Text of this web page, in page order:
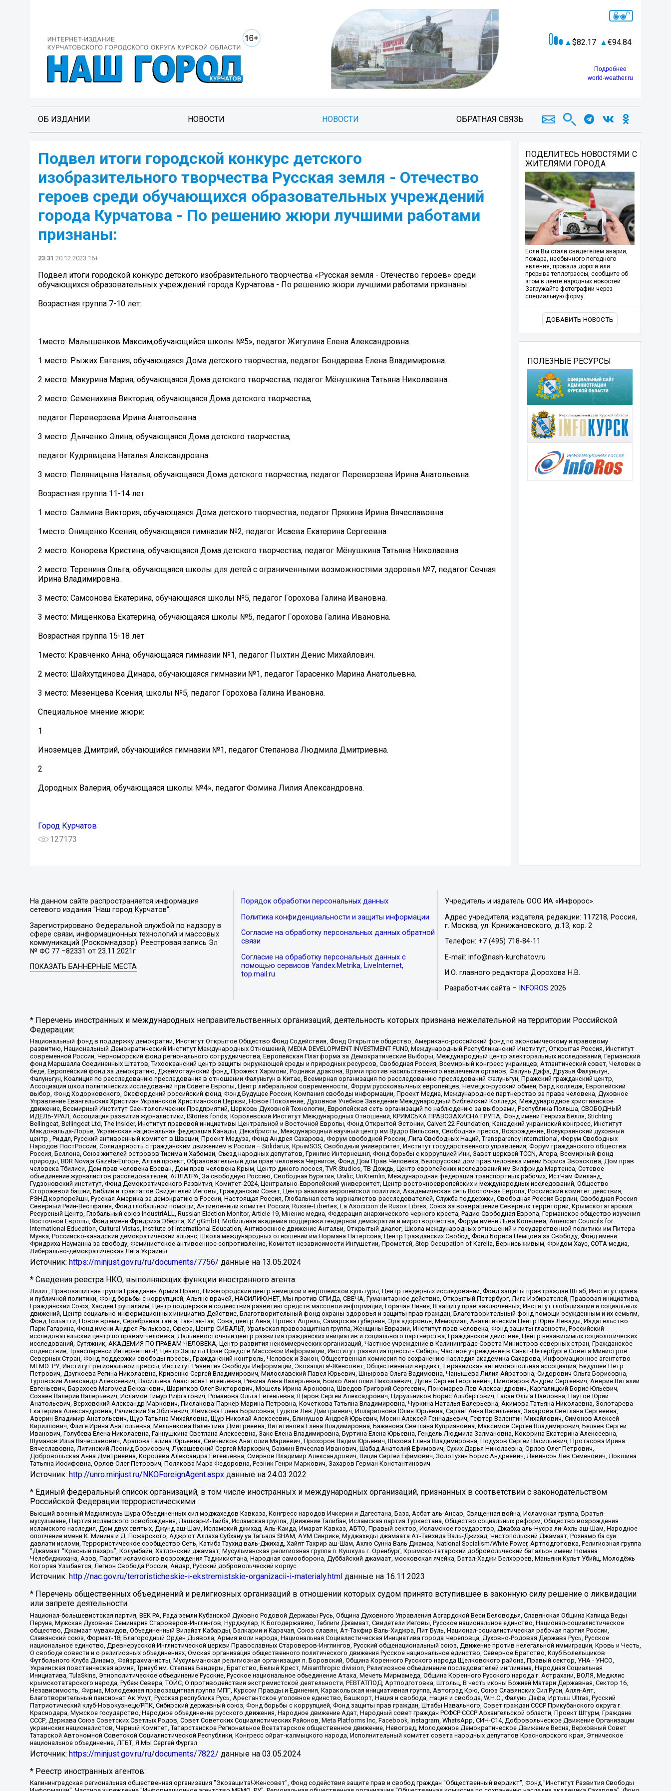
82.17 94.84
Подробнее
world-weather.ru
ОБ ИЗДАНИИ НОВОСТИ НОВОСТИ ОБРАТНАЯ СВЯЗЬ
Подвел итоги городской конкурс детского
изобразительного творчества Русская земля - Отечество
героев среди обучающихся образовательных учреждений
города Курчатова - По решению жюри лучшими работами
признаны:
23:31 20.12.2023 16+
Подвел итоги городской конкурс детского изобразительного творчества «Русская земля - Отечество героев» среди
обучающихся образовательных учреждений города Курчатова - По решению жюри лучшими работами признаны:
Возрастная группа 7-10 лет:
1место: Малышенков Максим,обучающийся школы №5», педагог Жигулина Елена Александровна.
1 место: Рыжих Евгения, обучающаяся Дома детского творчества, педагог Бондарева Елена Владимировна.
2 место: Макурина Мария, обучающаяся Дома детского творчества, педагог Мёнушкина Татьяна Николаевна.
2 место: Семенихина Виктория, обучающаяся Дома детского творчества,
педагог Переверзева Ирина Анатольевна.
3 место: Дьяченко Элина, обучающаяся Дома детского творчества,
педагог Кудрявцева Наталья Александровна.
3 место: Пеляницына Наталья, обучающаяся Дома детского творчества, педагог Переверзева Ирина Анатольевна.
Возрастная группа 11-14 лет:
1 место: Салмина Виктория, обучающаяся Дома детского творчества, педагог Пряхина Ирина Вячеславовна.
1место: Онищенко Ксения, обучающаяся гимназии №2, педагог Исаева Екатерина Сергеевна.
2 место: Конорева Кристина, обучающаяся Дома детского творчества, педагог Мёнушкина Татьяна Николаевна.
2 место: Теренина Ольга, обучающаяся школы для детей с ограниченными возможностями здоровья №7, педагог Сечная
Ирина Владимировна.
3 место: Самсонова Екатерина, обучающаяся школы №5, педагог Горохова Галина Ивановна.
3 место: Мищенкова Екатерина, обучающаяся школы №5, педагог Горохова Галина Ивановна.
Возрастная группа 15-18 лет
1место: Кравченко Анна, обучающаяся гимназии №1, педагог Пыхтин Денис Михайлович.
2 место: Шайхутдинова Динара, обучающаяся гимназии №1, педагог Тарасенко Марина Анатольевна.
3 место: Мезенцева Ксения, школы №5, педагог Горохова Галина Ивановна.
Специальное мнение жюри:
1
Иноземцев Дмитрий, обучающийся гимназии №1, педагог Степанова Людмила Дмитриевна.
2
Дородных Валерия, обучающаяся школы №4», педагог Фомина Лилия Александровна.
Город Курчатов
127173
ПОДЕЛИТЕСЬ НОВОСТЯМИ С
ЖИТЕЛЯМИ ГОРОДА
Если Вы стали свидетелем аварии,
пожара, необычного погодного
явления, провала дороги или
прорыва теплотрассы, сообщите об
этом в ленте народных новостей.
Загружайте фотографии через
специальную форму.
ДОБАВИТЬ НОВОСТЬ
ПОЛЕЗНЫЕ РЕСУРСЫ
На данном сайте распространяется информация
сетевого издания "Наш город Курчатов".
Зарегистрировано Федеральной службой по надзору в
сфере связи, информационных технологий и массовых
коммуникаций (Роскомнадзор). Реестровая запись Эл
№ ФС 77 –82331 от 23.11.2021г
ПОКАЗАТЬ БАННЕРНЫЕ МЕСТА
Порядок обработки персональных данных
Политика конфиденциальности и защиты информации
Согласие на обработку персональных данных обратной
связи
Согласие на обработку персональных данных с
помощью сервисов Yandex.Metrika, LiveInternet,
top.mail.ru
Учредитель и издатель ООО ИА «Инфорос».
Адрес учредителя, издателя, редакции: 117218, Россия,
г. Москва, ул. Кржижановского, д.13, кор. 2
Телефон: +7 (495) 718-84-11
E-mail: info@nash-kurchatov.ru
И.О. главного редактора Дорохова Н.В.
Разработчик сайта – INFOROS 2026
* Перечень иностранных и международных неправительственных организаций, деятельность которых признана нежелательной на территории Российской
Федерации:
Национальный фонд в поддержку демократии, Институт Открытое Общество Фонд Содействия, Фонд Открытое общество, Американо-российский фонд по экономическому и правовому
развитию, Национальный Демократический Институт Международных Отношений, MEDIA DEVELOPMENT INVESTMENT FUND, Международный Республиканский Институт, Открытая Россия, Институт
современной России, Черноморский фонд регионального сотрудничества, Европейская Платформа за Демократические Выборы, Международный центр электоральных исследований, Германский
фонд Маршалла Соединенных Штатов, Тихоокеанский центр защиты окружающей среды и природных ресурсов, Свободная Россия, Всемирный конгресс украинцев, Атлантический совет, Человек в
беде, Европейский фонд за демократию, Джеймстаунский фонд, Прожект Хармони, Родники дракона, Врачи против насильственного извлечения органов, Фалунь Дафа, Друзья Фалуньгун,
Фалуньгун, Коалиция по расследованию преследования в отношении Фалуньгун в Китае, Всемирная организация по расследованию преследований Фалуньгун, Пражский гражданский центр,
Ассоциация школ политических исследований при Совете Европы, Центр либеральной современности, Форум русскоязычных европейцев, Немецко-русский обмен, Бард колледж, Европейский
выбор, Фонд Ходорковского, Оксфордский российский фонд, Фонд Будущее России, Компания свободы информации, Проект Медиа, Международное партнерство за права человека, Духовное
Управление Евангельских Христиан Украинской Христианской Церкви, Новое Поколение, Духовное Учебное Заведение Международный Библейский Колледж, Международное христианское
движение, Всемирный Институт Саентологических Предприятий, Церковь Духовной Технологии, Европейская сеть организаций по наблюдению за выборами, Республика Польша, СВОБОДНЫЙ
ИДЕЛЬ-УРАЛ, Ассоциация развития журналистики, IStories fonds, Королевский Институт Международных Отношений, КРИМСЬКА ПРАВОЗАХИСНА ГРУПА, Фонд имени Генриха Бёлля, Stichting
Bellingcat, Bellingcat Ltd, The Insider, Институт правовой инициативы Центральной и Восточной Европы, Фонд Открытой Эстонии, Calvert 22 Foundation, Канадский украинский конгресс, Институт
Макдональда-Лорье, Украинская национальная федерация Канады, Декабристы, Международный научный центр им Вудро Вильсона, Свободная пресса, Возрождение, Всеукраинский духовный
центр , Риддл, Русский антивоенный комитет в Швеции, Проект Медуза, Фонд Андрея Сахарова, Форум свободной России, Лига Свободных Наций, Transparеncy International, Форум Свободных
Народов ПостРоссии, Солидарность с гражданским движением в России – Solidarus, КрымSOS, Свободный университет, Институт государственного управления, Форум гражданского общества
Россия, Беллона, Союз жителей островов Тисима и Хабомаи, Съезд народных депутатов, Гринпис Интернешнл, Фонд борьбы с коррупцией Инк, Завет церквей TCCN, Агора, Всемирный фонд
природы, BDR Novaja Gazeta-Europe, Алтай проект, Образовательный дом прав человека Чернигов, Фонд Дом Прав Человека, Белорусский дом прав человека имени Бориса Звозскова, Дом прав
человека Тбилиси, Дом прав человека Ереван, Дом прав человека Крым, Центр дикого лосося, TVR Studios, ТВ Дождь, Центр европейских исследований им Вилфрида Мартенса, Сетевое
объединение журналистов расследователей, АЛЛАТРА, За свободную Россию, Свободная Бурятия, Uralic, UnKremlin, Международная федерация транспортных рабочих, ИстЧам Финланд,
Гудзоновский институт, Фонд Демократического Развития, Комитет-2024, Центрально-Европейский университет, Центр восточноевропейских и международных исследований, Общество
Сторожевой башни, Библии и трактатов Свидетелей Иеговы, Гражданский Совет, Центр анализа европейской политики, Академическая сеть Восточная Европа, Российский комитет действия,
РЭНД корпорейшн, Русская Америка за демократию в России, Настоящая Россия, Глобальная сеть журналистов-расследователей, Служба поддержки, Свободная Россия Берлин, Свободная Россия
Северный Рейн-Вестфалия, Фонд глобальной помощи, Антивоенный комитет России, Russie-Libertes, La Asocicion de Rusos Libres, Союз за возвращение Северных территорий, Крымскотатарский
Ресурсный Центр, Глобальный союз IndustriALL, Russian Election Monitor, Article 19, Мнение медиа, Федерация анархического черного креста, Радио Свободная Европа, Германское общество изучения
Восточной Европы, Фонд имени Фридриха Эберта, XZ gGmbH, Мобильная академия поддержки гендерной демократии и миротворчества, Форум имени Льва Копелева, American Councils for
International Education, Cultural Vistas, Institute of International Education, Антивоенное движение Антальи, Открытый диалог, Школа международных отношений и государственной политики им Питера
Мунка, Российско-канадский демократический альянс, Школа международных отношений им Нормана Патерсона, Центр Гражданских Свобод, Фонд Бориса Немцова за Свободу, Фонд имени
Фридриха Науманна за свободу, Феминистское антивоенное сопротивление, Комитет независимости Ингушетии, Прометей, Stop Occupation of Karelia, Вернись живым, Фридом Хаус, СОТА медиа,
Либерально-демократическая Лига Украины
Источник: https://minjust.gov.ru/ru/documents/7756/ данные на 13.05.2024
* Сведения реестра НКО, выполняющих функции иностранного агента:
Лилит, Правозащитная группа Гражданин.Армия.Право, Нижегородский центр немецкой и европейской культуры, Центр гендерных исследований, Фонд защиты прав граждан Штаб, Институт права
и публичной политики, Фонд борьбы с коррупцией, Альянс врачей, НАСИЛИЮ.НЕТ, Мы против СПИДа, СВЕЧА, Гуманитарное действие, Открытый Петербург, Лига Избирателей, Правовая инициатива,
Гражданский Союз, Хасдей Ерушалаим, Центр поддержки и содействия развитию средств массовой информации, Горячая Линия, В защиту прав заключенных, Институт глобализации и социальных
движений, Центр социально-информационных инициатив Действие, Благотворительный фонд охраны здоровья и защиты прав граждан, Благотворительный фонд помощи осужденным и их семьям,
Фонд Тольятти, Новое время, Серебряная тайга, Так-Так-Так, Сова, центр Анна, Проект Апрель, Самарская губерния, Эра здоровья, Мемориал, Аналитический Центр Юрия Левады, Издательство
Парк Гагарина, Фонд имени Андрея Рылькова, Сфера, Центр СИБАЛЬТ, Уральская правозащитная группа, Женщины Евразии, Институт прав человека, Фонд защиты гласности, Российский
исследовательский центр по правам человека, Дальневосточный центр развития гражданских инициатив и социального партнерства, Гражданское действие, Центр независимых социологических
исследований, Сутяжник, АКАДЕМИЯ ПО ПРАВАМ ЧЕЛОВЕКА, Центр развития некоммерческих организаций, Частное учреждение в Калининграде Совета Министров северных стран, Гражданское
содействие, Трансперенси Интернешнл-Р, Центр Защиты Прав Средств Массовой Информации, Институт развития прессы - Сибирь, Частное учреждение в Санкт-Петербурге Совета Министров
Северных Стран, Фонд поддержки свободы прессы, Гражданский контроль, Человек и Закон, Общественная комиссия по сохранению наследия академика Сахарова, Информационное агентство
МЕМО. РУ, Институт региональной прессы, Институт Развития Свободы Информации, Экозащита!-Женсовет, Общественный вердикт, Евразийская антимонопольная ассоциация, Бедушев Петр
Петрович, Дзугкоева Регина Николаевна, Кривенко Сергей Владимирович, Милославский Павел Юрьевич, Шнырова Ольга Вадимовна, Чанышева Лилия Айратовна, Сидорович Ольга Борисовна,
Туровский Александр Алексеевич, Васильева Анастасия Евгеньевна, Ривина Анна Валерьевна, Бойко Анатолий Николаевич, Дугин Сергей Георгиевич, Пивоваров Андрей Сергеевич, Аверин Виталий
Евгеньевич, Барахоев Магомед Бекханович, Шарипков Олег Викторович, Мошель Ирина Ароновна, Шведов Григорий Сергеевич, Пономарев Лев Александрович, Каргалицкий Борис Юльевич,
Созаев Валерий Валерьевич, Исламов Тимур Рифгатович, Романова Ольга Евгеньевна, Щаров Сергей Алексадрович, Цирульников Борис Альбертович, Гасан Ольга Павловна, Паутов Юрий
Анатольевич, Верховский Александр Маркович, Пислакова-Паркер Марина Петровна, Кочеткова Татьяна Владимировна, Чуркина Наталья Валерьевна, Акимова Татьяна Николаевна, Золотарева
Екатерина Александровна, Рачинский Ян Збигневич, Жемкова Елена Борисовна, Гудков Лев Дмитриевич, Илларионова Юлия Юрьевна, Саранг Анна Васильевна, Захарова Светлана Сергеевна,
Аверин Владимир Анатольевич, Щур Татьяна Михайловна, Щур Николай Алексеевич, Блинушов Андрей Юрьевич, Мосин Алексей Геннадьевич, Гефтер Валентин Михайлович, Симонов Алексей
Кириллович, Флиге Ирина Анатольевна, Мельникова Валентина Дмитриевна, Вититинова Елена Владимировна, Баженова Светлана Куприяновна, Максимов Сергей Владимирович, Беляев Сергей
Иванович, Голубева Елена Николаевна, Ганнушкина Светлана Алексеевна, Закс Елена Владимировна, Буртина Елена Юрьевна, Гендель Людмила Залмановна, Кокорина Екатерина Алексеевна,
Шуманов Илья Вячеславович, Арапова Галина Юрьевна, Свечников Анатолий Мариевич, Прохоров Вадим Юрьевич, Шахова Елена Владимировна, Подузов Сергей Васильевич, Протасова Ирина
Вячеславовна, Литинский Леонид Борисович, Лукашевский Сергей Маркович, Бахмин Вячеслав Иванович, Шабад Анатолий Ефимович, Сухих Дарья Николаевна, Орлов Олег Петрович,
Добровольская Анна Дмитриевна, Королева Александра Евгеньевна, Смирнов Владимир Александрович, Вицин Сергей Ефимович, Золотухин Борис Андреевич, Левинсон Лев Семенович, Локшина
Татьяна Иосифовна, Орлов Олег Петрович, Полякова Мара Федоровна, Резник Генри Маркович, Захаров Герман Константинович
Источник: http://unro.minjust.ru/NKOForeignAgent.aspx данные на 24.03.2022
* Единый федеральный список организаций, в том числе иностранных и международных организаций, признанных в соответствии с законодательством
Российской Федерации террористическими:
Высший военный Маджлисуль Шура Объединенных сил моджахедов Кавказа, Конгресс народов Ичкерии и Дагестана, База, Асбат аль-Ансар, Священная война, Исламская группа, Братья-
мусульмане, Партия исламского освобождения, Лашкар-И-Тайба, Исламская группа, Движение Талибан, Исламская партия Туркестана, Общество социальных реформ, Общество возрождения
исламского наследия, Дом двух святых, Джунд аш-Шам, Исламский джихад, Аль-Каида, Имарат Кавказ, АБТО, Правый сектор, Исламское государство, Джабха аль-Нусра ли-Ахль аш-Шам, Народное
ополчение имени К. Минина и Д. Пожарского, Аджр от Аллаха Субхану уа Тагьаля SHAM, АУМ Синрике, Муджахеды джамаата Ат-Тавхида Валь-Джихад, Чистопольский Джамаат, Рохнамо ба суи
давлати исломи, Террористическое сообщество Сеть, Катиба Таухид валь-Джихад, Хайят Тахрир аш-Шам, Ахлю Сунна Валь Джамаа, National Socialism/White Power, Артподготовка, Религиозная группа
“Джамаат “Красный пахарь”, Колумбайн, Хатлонский джамаат, Мусульманская религиозная группа п. Кушкуль г. Оренбург, Крымско-татарский добровольческий батальон имени Номана
Челебиджихана, Азов, Партия исламского возрождения Таджикистана, Народная самооборона, Дуббайский джамаат, московская ячейка, Батал-Хаджи Белхороев, Маньяки Культ Убийц, Молодёжь
Которая Улыбается, Легион Свобода России, Айдар, Русский добровольческий корпус
Источник: http://nac.gov.ru/terroristicheskie-i-ekstremistskie-organizacii-i-materialy.html данные на 16.11.2023
* Перечень общественных объединений и религиозных организаций в отношении которых судом принято вступившее в законную силу решение о ликвидации
или запрете деятельности:
Национал-большевистская партия, ВЕК РА, Рада земли Кубанской Духовно Родовой Державы Русь, Община Духовного Управления Асгардской Веси Беловодья, Славянская Община Капища Веды
Перуна, Мужская Духовная Семинария Староверов-Инглингов, Нурджулар, К Богодержавию, Таблиги Джамаат, Свидетели Иеговы, Русское национальное единство, Национал-социалистическое
общество, Джамаат мувахидов, Объединенный Вилайат Кабарды, Балкарии и Карачая, Союз славян, Ат-Такфир Валь-Хиджра, Пит Буль, Национал-социалистическая рабочая партия России,
Славянский союз, Формат-18, Благородный Орден Дьявола, Армия воли народа, Национальная Социалистическая Инициатива города Череповца, Духовно-Родовая Держава Русь, Русское
национальное единство, Древнерусской Инглистической церкви Православных Староверов-Инглингов, Русский общенациональный союз, Движение против нелегальной иммиграции, Кровь и Честь,
О свободе совести и о религиозных объединениях, Омская организация общественного политического движения Русское национальное единство, Северное Братство, Клуб Болельщиков
Футбольного Клуба Динамо, Файзрахманисты, Мусульманская религиозная организация п. Боровский, Община Коренного Русского народа Щелковского района, Правый сектор, УНА - УНСО,
Украинская повстанческая армия, Тризуб им. Степана Бандеры, Братство, Белый Крест, Misanthropic division, Религиозное объединение последователей инглиизма, Народная Социальная
Инициатива, TulaSkins, Этнополитическое объединение Русские, Русское национальное объединение Атака, Мечеть Мирмамеда, Община Коренного Русского народа г. Астрахани, ВОЛЯ, Меджлис
крымскотатарского народа, Рубеж Севера, ТОЙС, О противодействии экстремистской деятельности, РЕВТАТПОД, Артподготовка, Штольц, В честь иконы Божией Матери Державная, Сектор 16,
Независимость, Фирма, Молодежная правозащитная группа МПГ, Курсом Правды и Единения, Каракольская инициативная группа, Автоград Крю, Союз Славянских Сил Руси, Алля-Аят,
Благотворительный пансионат Ак Умут, Русская республика Русь, Арестантское уголовное единство, Башкорт, Нация и свобода, Нация и свобода, W.H.С., Фалунь Дафа, Иртыш Ultras, Русский
Патриотический клуб-Новокузнецк/РПК, Сибирский державный союз, Фонд борьбы с коррупцией, Фонд защиты прав граждан, Штабы Навального, Совет граждан СССР Прикубанского округа г.
Краснодара, Мужское государство, Народное объединение русского движения, Народное движение Адат, Народный совет граждан РСФСР СССР Архангельской области, Проект Штурм, Граждане
СССР, Держава Союз Советских Светлых Родов, Совет Советских Социалистических Районов, Meta Platforms Inc, Facebook, Instagram, WhatsApp, СИЧ-С14, Добровольческое Движение Организации
украинских националистов, Черный Комитет, Татарстанское Региональное Всетатарское общественное движение, Невоград, Молодежное Демократическое Движение Весна, Верховный Совет
Татарской Автономной Советской Социалистической Республики, Конгресс ойрат-калмыцкого народа, Исполнительный комитет совета народных депутатов Красноярского края, Этническое
национальное объединение, ЛГБТ, Я.МЫ Сергей Фургал
Источник: https://minjust.gov.ru/ru/documents/7822/ данные на 03.05.2024
* Реестр иностранных агентов:
Калининградская региональная общественная организация "Экозащита!-Женсовет", Фонд содействия защите прав и свобод граждан "Общественный вердикт", Фонд "Институт Развития Свободы Информации", Частное учреждение "Информационное агентство МЕМО. РУ", Региональная общественная организация "Общественная комиссия по сохранению наследия академика Сахарова", Фонд поддержки свободы прессы, Санкт-Петербургская общественная правозащитная организация "Гражданский контроль", Межрегиональная общественная организация "Информационно-просветительский центр "Мемориал", Региональный Фонд "Центр Защиты Прав Средств Массовой Информации", с 05.12.2023 Фонд "Центр Защиты Прав Средств массовой информации", Региональная общественная благотворительная организация помощи беженцам и мигрантам "Гражданское содействие", Негосударственное образовательное учреждение дополнительного профессионального образования (повышение квалификации) специалистов "АКАДЕМИЯ ПО ПРАВАМ ЧЕЛОВЕКА", Свердловская региональная общественная организация "Сутяжник", Автономная некоммерческая организация "Центр независимых социологических исследований", Союз общественных объединений "Российский исследовательский центр по правам человека", Региональное общественное учреждение научно-информационный центр "МЕМОРИАЛ", Некоммерческая организация "Фонд защиты гласности", Автономная некоммерческая организация "Институт прав человека", Городская общественная организация "Екатеринбургское общество "МЕМОРИАЛ", Городская общественная организация "Рязанское историко-просветительское и правозащитное общество "Мемориал" (Рязанский Мемориал), Челябинский региональный орган общественной самодеятельности – женское общественное объединение "Женщины Евразии", Челябинский региональный орган общественной самодеятельности "Уральская правозащитная группа", Фонд содействия защите здоровья и социальной справедливости имени Андрея Рылькова, Автономная Некоммерческая Организация "Аналитический Центр Юрия Левады", Автономная некоммерческая организация социальной поддержки населения "Проект Апрель", Региональная общественная организация помощи женщинам и детям, находящимся в кризисной ситуации "Информационно-методический центр "Анна", Фонд содействия развитию массовых коммуникаций и правовому просвещению "Так-так-Так", Фонд содействия устойчивому развитию "Серебряная тайга", Свердловский региональный общественный фонд социальных проектов "Новое время", "Idel.Реалии", Кавказ.Реалии, Крым.Реалии, Телеканал Настоящее Время, Татаро-башкирская служба Радио Свобода (Azatliq Radiosi), Радио Свободная Европа/Радио Свобода (PCE/PC), "Сибирь.Реалии", "Фактограф", Благотворительный фонд помощи осужденным и их семьям, Автономная некоммерческая организация "Институт глобализации и социальных движений", Фонд "В защиту прав заключенных", Частное учреждение "Центр поддержки и содействия развитию средств массовой информации", Пензенский региональный общественный благотворительный фонд "Гражданский союз", "Север.Реалии", Некоммерческая организация Фонд "Правовая инициатива", Общество с ограниченной ответственностью "Радио Свободная Европа/Радио Свобода", Чешское информационное агентство "MEDIUM-ORIENT", Красноярская региональная общественная организация "Мы против СПИДа", Камалягин Денис Николаевич, Маркелов Сергей Евгеньевич, Пономарев Лев Александрович, Савицкая Людмила Алексеевна, Автономная некоммерческая организация "Центр по работе с проблемой насилия "НАСИЛИЮ.НЕТ", Межрегиональный профессиональный союз работников здравоохранения "Альянс врачей", Юридическое лицо, зарегистрированное в Латвийской Республике, SIA "Medusa Project" (регистрационный номер 40103797863, дата регистрации 10.06.2014), Некоммерческая организация "Фонд по борьбе с коррупцией", Автономная некоммерческая организация "Институт права и публичной политики", Баданин Роман Сергеевич, Гликин Максим Александрович, Железнова Мария Михайловна, Лукьянова Юлия Сергеевна, Маетная Елизавета Витальевна, Маняхин Петр Борисович, Чуракова Ольга Владимировна, Ярош Юлия Петровна, Юридическое лицо "The Insider SIA", зарегистрированное в Риге, Латвийская Республика (дата регистрации 26.06.2015), являющееся администратором доменного имени интернет-издания "The Insider SIA", https://theins.ru, Постернак Алексей Евгеньевич, Рубин Михаил Аркадьевич, Анин Роман Александрович, Юридическое лицо Istories fonds, зарегистрированное в Латвийской Республике (регистрационный номер 50008295751, дата регистрации 24.02.2020), Великовский Дмитрий Александрович, Долинина Ирина Николаевна, Мароховская Алеся Алексеевна, Шлейнов Роман Юрьевич, Шмагун Олеся Валентиновна, Общество с ограниченной ответственностью "Альтаир 2021", Общество с ограниченной ответственностью "Вега 2021", Общество с ограниченной ответственностью "Главный редактор 2021", Общество с ограниченной ответственностью "Ромашки монолит", Важенков Артем Валерьевич, Ивановская областная общественная организация "Центр гендерных исследований", Гурман Юрий Альбертович, Медиапроект "ОВД-Инфо", Егоров Владимир Владимирович, Жилинский Владимир Александрович, Общество с ограниченной ответственностью "ЗП", Иванова София Юрьевна, Карезина Инна Павловна, Кильтау Екатерина Викторовна, Петров Алексей Викторович, Пискунов Сергей Евгеньевич, Смирнов Сергей Сергеевич, Тихонов Михаил Сергеевич, Общество с ограниченной ответственностью "ЖУРНАЛИСТ-ИНОСТРАННЫЙ АГЕНТ", Арапова Галина Юрьевна, Вольтская Татьяна Анатольевна, Американская компания "Mason G.E.S. Anonymous Foundation" (США), являющаяся владельцем интернет-издания https://mnews.world/, Компания "Stichting Bellingcat", зарегистрированная в Нидерландах (дата регистрации 11.07.2018), Захаров Андрей Вячеславович, Клепиковская Екатерина Дмитриевна, Общество с ограниченной ответственностью "МЕМО", Перл Роман Александрович, Симонов Евгений Алексеевич, Соловьева Елена Анатольевна, Сотников Даниил Владимирович, Сурначева Елизавета Дмитриевна, Автономная некоммерческая организация по защите прав человека и информированию населения "Якутия – Наше Мнение", Общество с ограниченной ответственностью "Москоу диджитал медиа", с 26.01.2023 Общество с ограниченной ответственностью "Чайка Белые сады", Ветошкина Валерия Валерьевна, Заговора Максим Александрович, Межрегиональное общественное движение "Российская ЛГБТ - сеть", Оленичев Максим Владимирович, Павлов Иван Юрьевич, Скворцова Елена Сергеевна, Общество с ограниченной ответственностью "Как бы инагент", Кочетков Игорь Викторович, Общество с ограниченной ответственностью "Честные выборы", Еланчик Олег Александрович, Общество с ограниченной ответственностью "Нобелевский призыв", Гималова Регина Эмилевна, Григорьев Андрей Валерьевич, Григорьева Алина Александровна, Ассоциация по содействию защите прав призывников, альтернативнослужащих и военнослужащих "Правозащитная группа "Гражданин.Армия.Право", Хисамова Регина Фаритовна, Автономная некоммерческая организация по реализации социально-правовых программ "Лилит", Дальневосточное общественное движение "Маяк", Санкт-Петербургская ЛГБТ-инициативная группа "Выход", Инициативная группа ЛГБТ+ "Реверс", Алексеев Андрей Викторович, Бекбулатова Таисия Львовна, Беляев Иван Михайлович, Владыкина Елена Сергеевна, Гельман Марат Александрович, Никульшина Вероника Юрьевна, Толоконникова Надежда Андреевна, Шендерович Виктор Анатольевич, Общество с ограниченной ответственностью "Данное сообщение", Общество с ограниченной ответственностью Издательский дом "Новая глава", Айнбиндер Александра Александровна, Московский комьюнити-центр для ЛГБТ+инициатив, Благотворительный фонд развития филантропии, Deutsche Welle (Германия, Kurt-Schumacher-Strasse 3, 53113 Bonn), Борзунова Мария Михайловна, Воробьев Виктор Викторович, Голубева Анна Львовна, Константинова Алла Михайловна, Малкова Ирина Владимировна, Мурадов Мурад Абдулгалимович, Осетинская Елизавета Николаевна, Понасенков Евгений Николаевич, Ганапольский Матвей Юрьевич, Киселев Евгений Алексеевич, Борухович Ирина Григорьевна, Дремин Иван Тимофеевич, Дубровский Дмитрий Викторович, Красноярская региональная общественная организация поддержки и развития альтернативных образовательных технологий и межкультурных коммуникаций "ИНТЕРРА", Маяковская Екатерина Алексеевна, Фейгин Марк Захарович, Филимонов Андрей Викторович, Дзугкоева Регина Николаевна, Доброхотов Роман Александрович, Дудь Юрий Александрович, Елкин Сергей Владимирович, Кругликов Кирилл Игоревич, Сабунаева Мария Леонидовна, Семенов Алексей Владимирович, Шаинян Карен Багратович, Шульман Екатерина Михайловна, Асафьев Артур Валерьевич, Вахштайн Виктор Семенович, Венедиктов Алексей Алексеевич, Лушникова Екатерина Евгеньевна, Волков Леонид Михайлович, Невзоров Александр Глебович, Пархоменко Сергей Борисович, Сироткин Ярослав Николаевич, Кара-Мурза Владимир Владимирович, Баранова Наталья Владимировна, Гозман Леонид Яковлевич, Кагарлицкий Борис Юльевич, Климарев Михаил Валерьевич, Милов Владимир Станиславович, Автономная некоммерческая организация Краснодарский центр современного искусства "Типография", Моргенштерн Алишер Тагирович, Соболь Любовь Эдуардовна, Общество с ограниченной ответственностью "ЛИЗА НОРМ", Каспаров Гарри Кимович, Ходорковский Михаил Борисович, Общество с ограниченной ответственностью "Апрельские тезисы", Данилович Ирина Брониславовна, Кашин Олег Владимирович, Петров Николай Владимирович, Пивоваров Алексей Владимирович, Соколов Михаил Владимирович, Цветкова Юлия Владимировна, Чичваркин Евгений Александрович, Комитет против пыток/Команда против пыток, Общество с ограниченной ответственностью "Первый научный", Общество с ограниченной ответственностью "Вертолет и ко", Белоцерковская Вероника Борисовна, Кац Максим Евгеньевич, Лазарева Татьяна Юрьевна, Шаведдинов Руслан Табризович, Яшин Илья Валерьевич, Общество с ограниченной ответственностью "Иноагент ААВ", Алешковский Дмитрий Петрович, Альбац Евгения Марковна, Быков Дмитрий Львович, Галямина Юлия Евгеньевна, Лойко Сергей Леонидович, Мартынов Кирилл Константинович, Медведев Сергей Александрович, Крашенинников Федор Геннадиевич, Гордеева Катерина Вл